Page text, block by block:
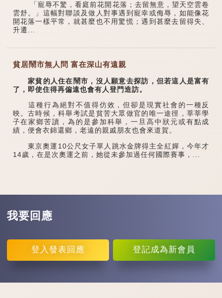
「寵辱不驚，看庭前花開花落；去留無意，望天空雲卷
雲舒。」這幅對聯談及做人對事遇到寵幸或侮辱，如能像花
開花落一樣平常，就甚麼也不用驚慌；遇到甚麼去留得失、
升遷...
貧居鬧市無人問 富在深山有遠親
家貧的人住在鬧市，沒人願意去探訪，但若這人是富有
了，即使住得再偏遠也會有人登門造訪。
這種行為絕對不值得仿效，但卻是現實社會的一種反
映。古時候，科舉考試是貧苦大眾做官的唯一途徑，莘莘學
子在家鄉苦讀，為的是參加科舉，一旦高中狀元或有點成
績，便會衣錦還鄉，老遠的親戚朋友也會來道賀。
東京奧運10公尺女子單人跳水金牌得主全紅嬋，今年才
14歲，在是次奧運之前，她從未參加過任何國際賽事，...
我要回應
登入 發表回應 登記成為新會員